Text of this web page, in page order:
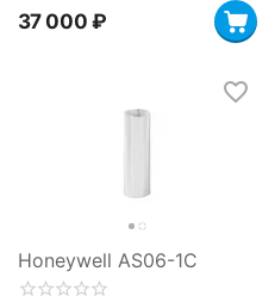
37 000 ₽
Honeywell AS06-1C